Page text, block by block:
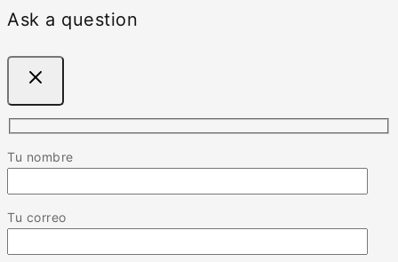
Ask a question
Tu nombre
Tu correo